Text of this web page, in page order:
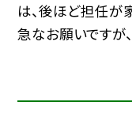
は、後ほど担任が
急なお願いですが